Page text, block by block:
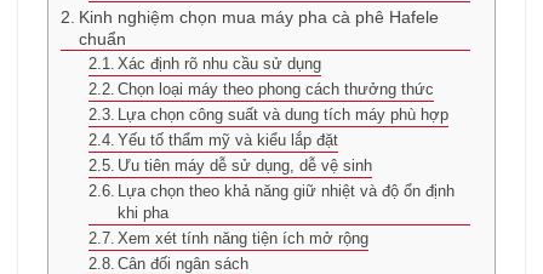
Kinh nghiệm chọn mua máy pha cà phê Hafele
chuẩn
Xác định rõ nhu cầu sử dụng
Chọn loại máy theo phong cách thưởng thức
Lựa chọn công suất và dung tích máy phù hợp
Yếu tố thẩm mỹ và kiểu lắp đặt
Ưu tiên máy dễ sử dụng, dễ vệ sinh
Lựa chọn theo khả năng giữ nhiệt và độ ổn định
khi pha
Xem xét tính năng tiện ích mở rộng
Cân đối ngân sách